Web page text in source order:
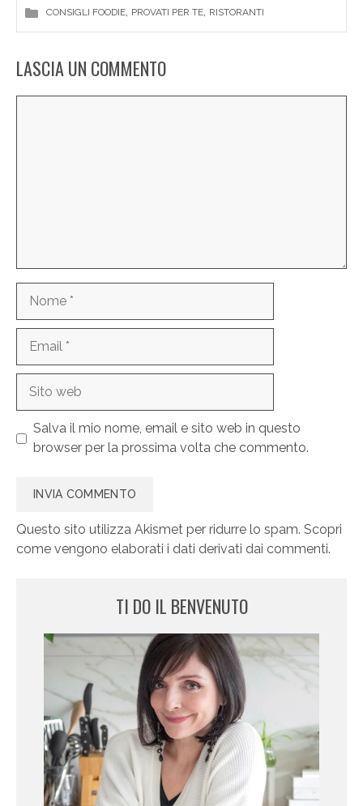
CONSIGLI FOODIE, PROVATI PER TE, RISTORANTI
LASCIA UN COMMENTO
Salva il mio nome, email e sito web in questo
browser per la prossima volta che commento.
Questo sito utilizza Akismet per ridurre lo spam. Scopri
come vengono elaborati i dati derivati dai commenti.
TI DO IL BENVENUTO